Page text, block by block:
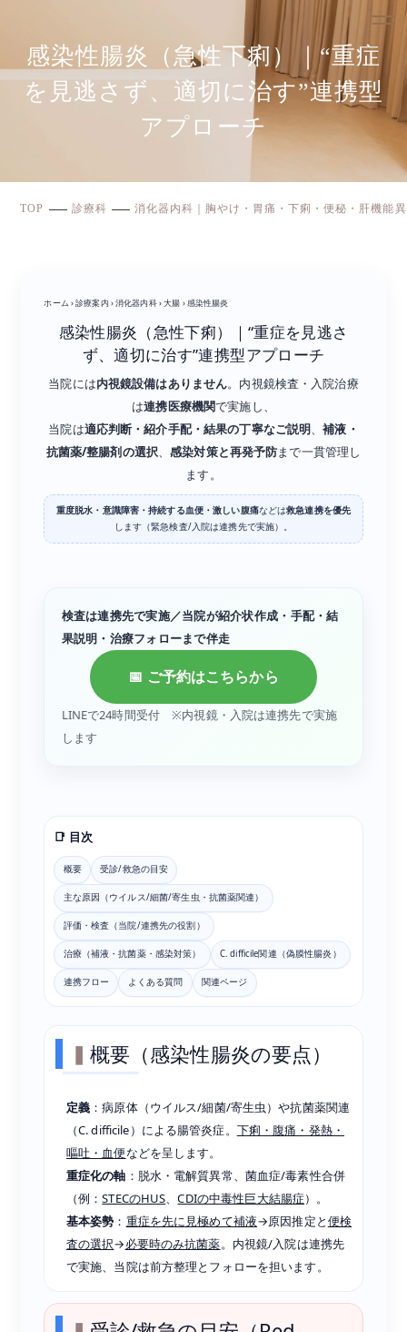
感染性腸炎（急性下痢）｜“重症
を見逃さず、適切に治す”連携型
アプローチ
TOP 診療科 消化器内科｜胸やけ・胃痛・下痢・便秘・肝機能
ホーム ›診療案内 ›消化器内科›大腸 ›感染性腸炎
感染性腸炎（急性下痢）｜“重症を見逃さ
ず、適切に治す”連携型アプローチ
当院には内視鏡設備はありません。内視鏡検査・入院治療
は連携医療機関で実施し、
当院は適応判断・紹介手配・結果の丁寧なご説明、補液・
抗菌薬/整腸剤の選択、感染対策と再発予防まで一貫管理し
ます。
重度脱水・意識障害・持続する血便・激しい腹痛などは救急連携を優先
します（緊急検査/入院は連携先で実施）。
検査は連携先で実施／当院が紹介状作成・手配・結
果説明・治療フォローまで伴走
📅 ご予約はこちらから
LINEで24時間受付 ※内視鏡・入院は連携先で実施
します
📑 目次
概要 受診/救急の目安
主な原因（ウイルス/細菌/寄生虫・抗菌薬関連）
評価・検査（当院/連携先の役割）
治療（補液・抗菌薬・感染対策） C. difficile関連（偽膜性腸炎）
連携フロー よくある質問 関連ページ
概要（感染性腸炎の要点）
定義 ：病原体（ウイルス/細菌/寄生虫）や抗菌薬関連
（C. difficile）による腸管炎症。 下痢・腹痛・発熱・
嘔吐・血便などを呈します。
重症化の軸 ：脱水・電解質異常、菌血症/毒素性合併
（例：STECのHUS、CDIの中毒性巨大結腸症）。
基本姿勢 ： 重症を先に見極めて補液→原因推定と便検
査の選択→必要時のみ抗菌薬。内視鏡/入院は連携先
で実施、当院は前方整理とフォローを担います。